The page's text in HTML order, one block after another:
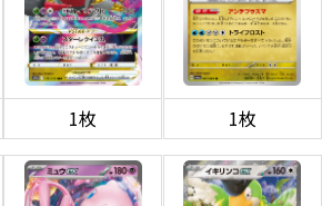
1枚 1枚